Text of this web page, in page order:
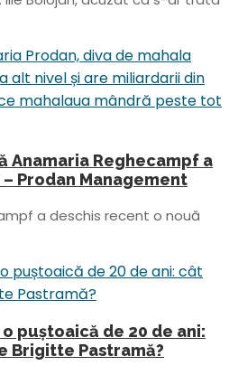
Anamaria Reghecampf a
Prodan Management
a deschis recent o nouă
puștoaică de 20 de ani:
Brigitte Pastramă?